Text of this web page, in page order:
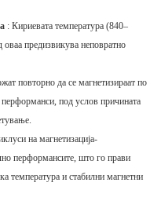
: Кириевата температура (840–
оваа предизвикува неповратно
повторно да се магнетизираат по
перформанси, под услов причината
на магнетизација-
перформансите, што го прави
температура и стабилни магнетни